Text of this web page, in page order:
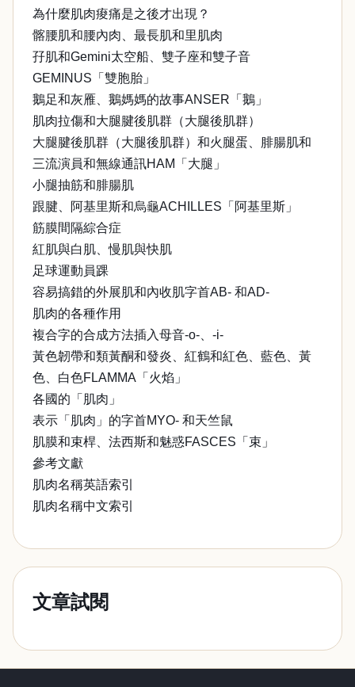
為什麼肌肉痠痛是之後才出現？
髂腰肌和腰內肉、最長肌和里肌肉
孖肌和Gemini太空船、雙子座和雙子音
GEMINUS「雙胞胎」
鵝足和灰雁、鵝媽媽的故事ANSER「鵝」
肌肉拉傷和大腿腱後肌群（大腿後肌群）
大腿腱後肌群（大腿後肌群）和火腿蛋、腓腸肌和
三流演員和無線通訊HAM「大腿」
小腿抽筋和腓腸肌
跟腱、阿基里斯和烏龜ACHILLES「阿基里斯」
筋膜間隔綜合症
紅肌與白肌、慢肌與快肌
足球運動員踝
容易搞錯的外展肌和內收肌字首AB- 和AD-
肌肉的各種作用
複合字的合成方法插入母音-o-、-i-
黃色韌帶和類黃酮和發炎、紅鶴和紅色、藍色、黃
色、白色FLAMMA「火焰」
各國的「肌肉」
表示「肌肉」的字首MYO- 和天竺鼠
肌膜和束桿、法西斯和魅惑FASCES「束」
參考文獻
肌肉名稱英語索引
肌肉名稱中文索引
文章試閱